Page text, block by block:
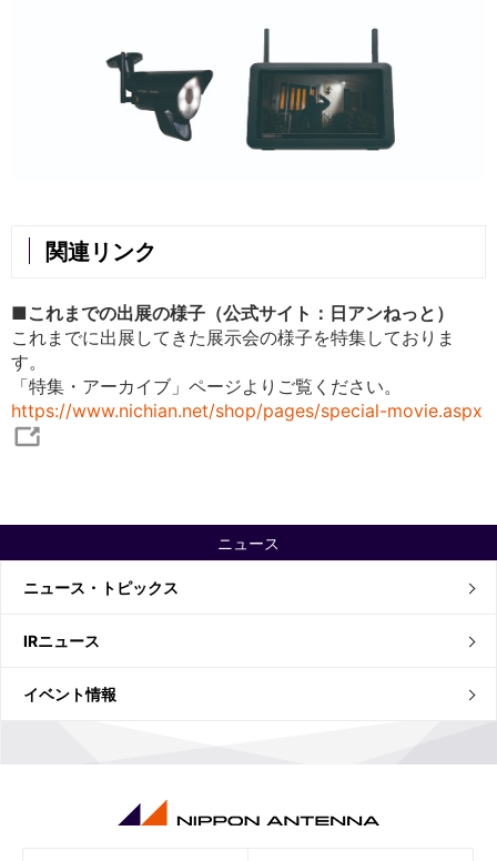
ニュース
ニュース・トピックス
IRニュース
イベント情報
関連リンク
■これまでの出展の様子（公式サイト：日アンねっと）
これまでに出展してきた展示会の様子を特集しておりま
す。
「特集・アーカイブ」ページよりご覧ください。
https://www.nichian.net/shop/pages/special-movie.aspx